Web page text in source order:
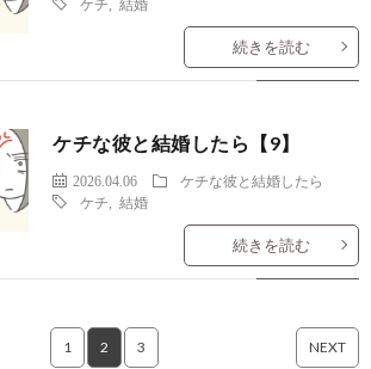
ケチ ,結婚
続きを読む
ケチな彼と結婚したら【9】
2026.04.06
ケチな彼と結婚したら
ケチ
,結婚
続きを読む
1 2 3 NEXT